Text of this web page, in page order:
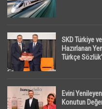
SKD Türkiye
Hazırlanan
Türkçe
Evini
Konutun